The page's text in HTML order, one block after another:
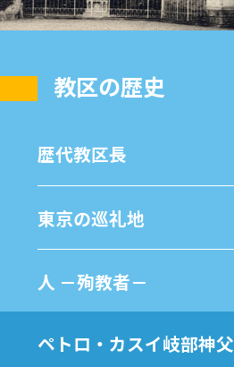
教区の歴史
歴代教区⻑
東京の巡礼地
⼈ －殉教者－
ペトロ・カスイ岐部神父